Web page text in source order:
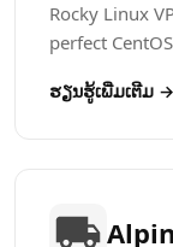
Rocky Linux
perfect
ຮຽນຮູ້​ເພີ່ມເຕີມ →